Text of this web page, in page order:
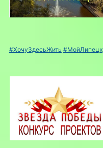
#ХочуЗдесьЖить #МойЛипецк